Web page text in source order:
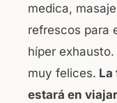
medica,
refrescos para
híper
muy felices. La
estará en